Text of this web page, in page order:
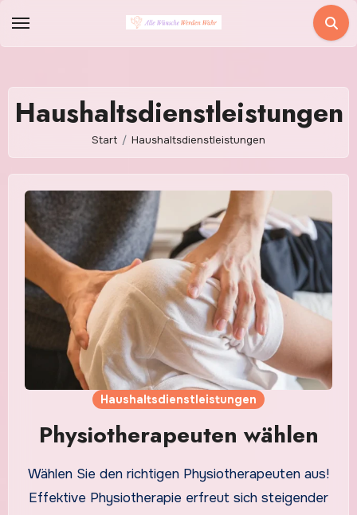
Inhalt
Haushaltsdienstleistungen
Start Haushaltsdienstleistungen
Haushaltsdienstleistungen
Physiotherapeuten wählen
Wählen Sie den richtigen Physiotherapeuten aus!
Effektive Physiotherapie erfreut sich steigender